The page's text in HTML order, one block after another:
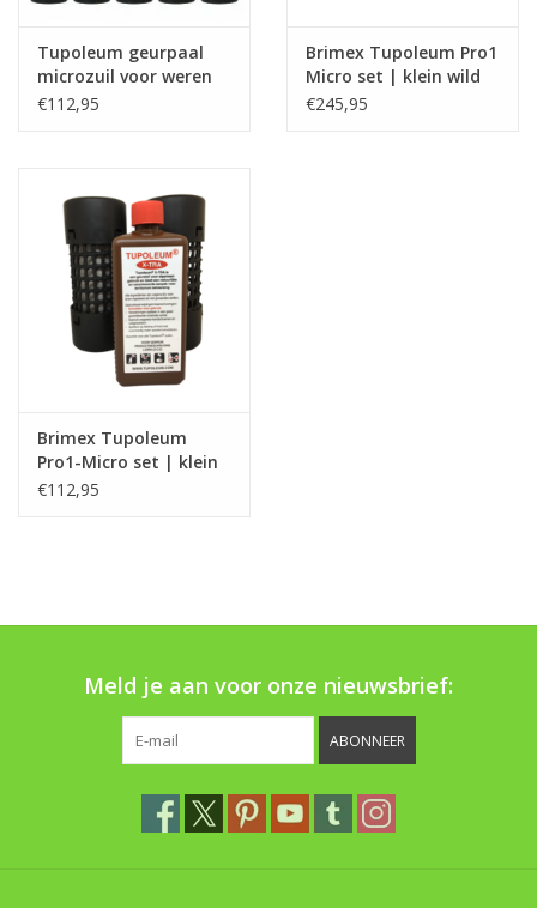
Blog
Merken
Tupoleum geurpaal
microzuil voor weren
van muizen & ratten
€112,95
Brimex Tupoleum Pro1
Micro set | klein wild
€245,95
Brimex Tupoleum
Pro1-Micro set | klein
wild
€112,95
Meld je aan voor onze nieuwsbrief:
ABONNEER